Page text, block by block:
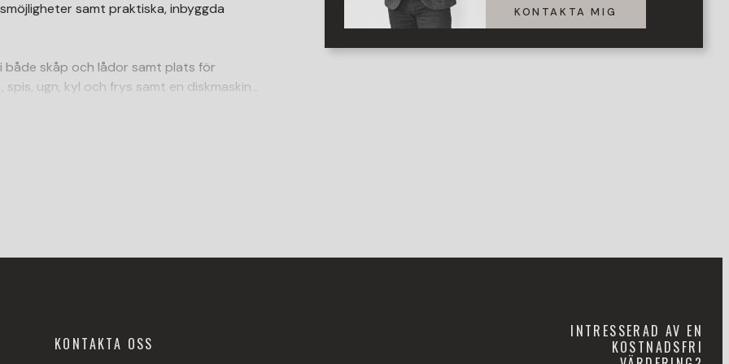
samt praktiska, inbyggda
skåp och lådor samt plats för
ugn, kyl och frys samt en diskmaskin
den grönskande omgivningen
KONTAKTA MIG
KONTAKTA OSS
INTRESSERAD AV EN
KOSTNADSFRI